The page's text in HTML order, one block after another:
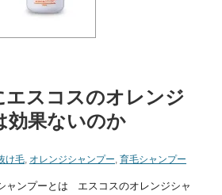
エスコスのオレンジ
効果ないのか
け毛, オレンジシャンプー, 育毛シャンプー
ンプーとは エスコスのオレンジシャ